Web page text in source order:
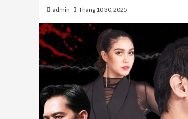
admin Tháng 10 30, 2025